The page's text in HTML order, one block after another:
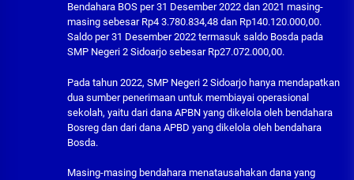
Bendahara BOS per 31 Desember 2022 dan 2021 masing-
masing sebesar Rp4 3.780.834,48 dan Rp140.120.000,00.
Saldo per 31 Desember 2022 termasuk saldo Bosda pada
SMP Negeri 2 Sidoarjo sebesar Rp27.072.000,00.
Pada tahun 2022, SMP Negeri 2 Sidoarjo hanya mendapatkan
dua sumber penerimaan untuk membiayai operasional
sekolah, yaitu dari dana APBN yang dikelola oleh bendahara
Bosreg dan dari dana APBD yang dikelola oleh bendahara
Bosda.
Masing-masing bendahara menatausahakan dana yang